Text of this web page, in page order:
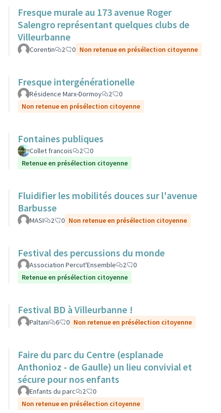
Fresque murale au 173 avenue Roger
Salengro représentant quelques clubs de
Villeurbanne
Corentin 2 0 Non retenue en présélection citoyenne
Fresque intergénérationelle
Résidence Marx-Dormoy 2
0
Non retenue en présélection citoyenne
Fontaines publiques
Collet francois 2
0
Retenue en présélection citoyenne
Fluidifier les mobilités douces sur l'avenue
Barbusse
MASI 2 0 Non retenue en présélection citoyenne
Festival des percussions du monde
Association Percut'Ensemble 2
0
Retenue en présélection citoyenne
Festival BD à Villeurbanne !
Paltani 6 0 Non retenue en présélection citoyenne
Faire du parc du Centre (esplanade
Anthonioz - de Gaulle) un lieu convivial et
sécure pour nos enfants
Enfants du parc 2
0
Non retenue en présélection citoyenne